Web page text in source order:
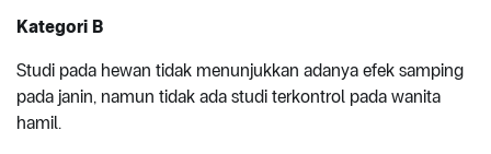
Kategori B
Studi pada hewan tidak menunjukkan adanya efek samping
pada janin, namun tidak ada studi terkontrol pada wanita
hamil.